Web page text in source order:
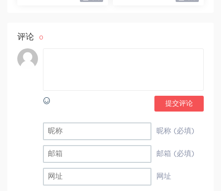
有素材没笔刷】，百度
评论 0
提交评论
昵称 (必填)
邮箱 (必填)
网址